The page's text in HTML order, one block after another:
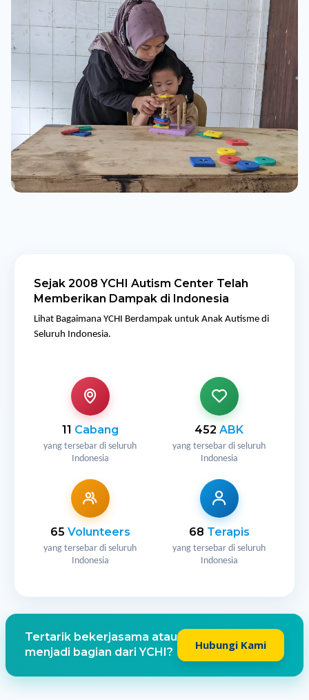
Sejak 2008 YCHI Autism Center Telah
Memberikan Dampak di Indonesia
Lihat Bagaimana YCHI Berdampak untuk Anak Autisme di
Seluruh Indonesia.
11 Cabang
yang tersebar di seluruh
Indonesia
452 ABK
yang tersebar di seluruh
Indonesia
65 Volunteers
yang tersebar di seluruh
Indonesia
68 Terapis
yang tersebar di seluruh
Indonesia
Tertarik bekerjasama atau
menjadi bagian dari YCHI?
Hubungi Kami